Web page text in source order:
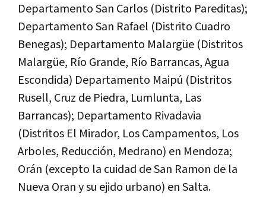
Departamento San Carlos (Distrito Pareditas);
Departamento San Rafael (Distrito Cuadro
Benegas); Departamento Malargüe (Distritos
Malargüe, Río Grande, Río Barrancas, Agua
Escondida) Departamento Maipú (Distritos
Rusell, Cruz de Piedra, Lumlunta, Las
Barrancas); Departamento Rivadavia
(Distritos El Mirador, Los Campamentos, Los
Arboles, Reducción, Medrano) en Mendoza;
Orán (excepto la cuidad de San Ramon de la
Nueva Oran y su ejido urbano) en Salta.